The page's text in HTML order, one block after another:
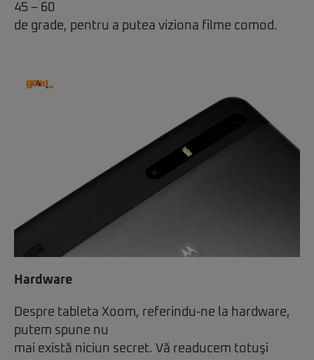
45 – 60
de grade, pentru a putea viziona filme comod.
Hardware
Despre tableta Xoom, referindu-ne la hardware,
putem spune nu
mai există niciun secret. Vă readucem totuşi